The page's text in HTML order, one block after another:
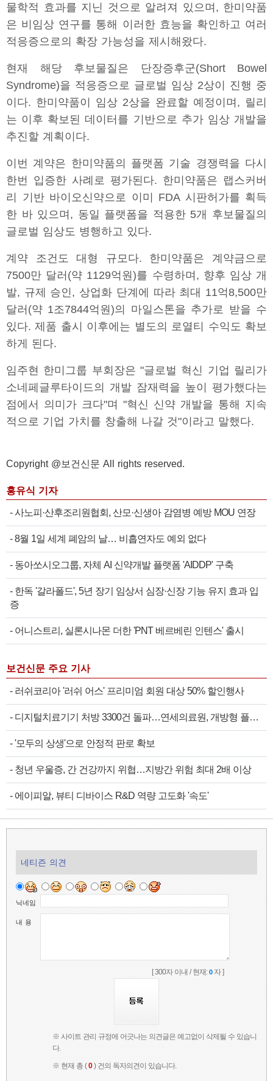
물학적 효과를 지닌 것으로 알려져 있으며, 한미약품
은 비임상 연구를 통해 이러한 효능을 확인하고 여러
적응증으로의 확장 가능성을 제시해왔다.
현재 해당 후보물질은 단장증후군(Short Bowel
Syndrome)을 적응증으로 글로벌 임상 2상이 진행 중
이다. 한미약품이 임상 2상을 완료할 예정이며, 릴리
는 이후 확보된 데이터를 기반으로 추가 임상 개발을
추진할 계획이다.
이번 계약은 한미약품의 플랫폼 기술 경쟁력을 다시
한번 입증한 사례로 평가된다. 한미약품은 랩스커버
리 기반 바이오신약으로 이미 FDA 시판허가를 획득
한 바 있으며, 동일 플랫폼을 적용한 5개 후보물질의
글로벌 임상도 병행하고 있다.
계약 조건도 대형 규모다. 한미약품은 계약금으로
7500만 달러(약 1129억원)를 수령하며, 향후 임상 개
발, 규제 승인, 상업화 단계에 따라 최대 11억8,500만
달러(약 1조7844억원)의 마일스톤을 추가로 받을 수
있다. 제품 출시 이후에는 별도의 로열티 수익도 확보
하게 된다.
임주현 한미그룹 부회장은 "글로벌 혁신 기업 릴리가
소네페글루타이드의 개발 잠재력을 높이 평가했다는
점에서 의미가 크다"며 "혁신 신약 개발을 통해 지속
적으로 기업 가치를 창출해 나갈 것"이라고 말했다.
Copyright @보건신문 All rights reserved.
홍유식 기자
-사노피·산후조리원협회, 산모·신생아 감염병 예방 MOU 연장
-8월 1일 세계 폐암의 날… 비흡연자도 예외 없다
- 동아쏘시오그룹, 자체 AI 신약개발 플랫폼 'AIDDP' 구축
- 한독 '갈라폴드', 5년 장기 임상서 심장·신장 기능 유지 효과 입
증
- 어니스트리, 실론시나몬 더한 'PNT 베르베린 인텐스' 출시
보건신문 주요 기사
- 러쉬코리아 '러쉬 어스' 프리미엄 회원 대상 50% 할인행사
- 디지털치료기기 처방 3300건 돌파…연세의료원, 개방형 플랫폼 성과 공개
-'모두의 상생'으로 안정적 판로 확보
- 청년 우울증, 간 건강까지 위협…지방간 위험 최대 2배 이상
- 에이피알, 뷰티 디바이스 R&D 역량 고도화 '속도'
네티즌 의견
닉네임
내 용
[ 300자 이내 / 현재:0자 ]
※ 사이트 관리 규정에 어긋나는 의견글은 예고없이 삭제될 수 있습니
다.
※ 현재 총 (0) 건의 독자의견이 있습니다.